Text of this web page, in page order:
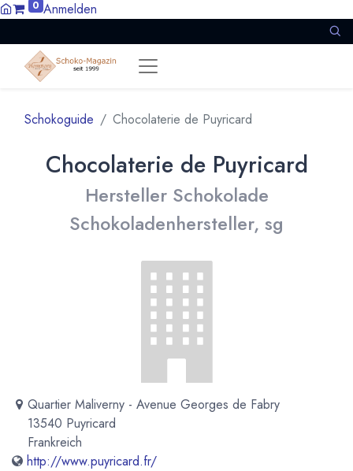
0 Anmelden
Schokoguide Chocolaterie de Puyricard
Chocolaterie de Puyricard
Hersteller Schokolade
Schokoladenhersteller, sg
Quartier Maliverny - Avenue Georges de Fabry
13540 Puyricard
Frankreich
http://www.puyricard.fr/